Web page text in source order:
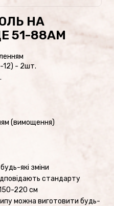
НА
51-88AM
12) - 2шт.
(вимощення)
які зміни
стандарту
220 см
можна виготовити будь-